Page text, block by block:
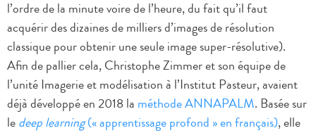
l’ordre de la minute voire de l’heure, du fait qu’il faut
acquérir des dizaines de milliers d’images de résolution
classique pour obtenir une seule image super-résolutive).
Afin de pallier cela, Christophe Zimmer et son équipe de
l’unité Imagerie et modélisation à l’Institut Pasteur, avaient
déjà développé en 2018 la méthode ANNAPALM. Basée sur
ledeep learning(« apprentissage profond » en français), elle